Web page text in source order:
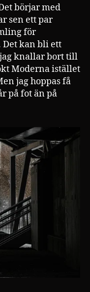
börjar med
sen ett par
för
kan bli ett
knallar bort till
Moderna istället
jag hoppas få
på fot än på